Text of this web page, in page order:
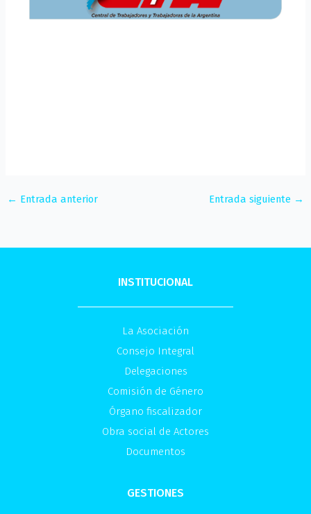
← Entrada anterior Entrada siguiente →
INSTITUCIONAL
La Asociación
Consejo Integral
Delegaciones
Comisión de Género
Órgano fiscalizador
Obra social de Actores
Documentos
GESTIONES